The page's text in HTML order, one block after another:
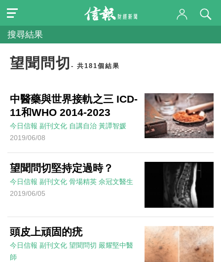
搜尋結果
望聞問切 - 共181個結果
中醫藥與世界接軌之三 ICD-
11和WHO 2014-2023
今日信報 副刊文化 自講自治 黃譚智媛
2019/06/08
望聞問切堅持定過時？
今日信報 副刊文化 骨場精英 佘冠文醫生
2019/06/05
頭皮上頑固的疣
今日信報 副刊文化 望聞問切 嚴耀堅中醫
師